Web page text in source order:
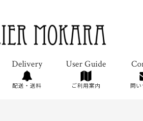
配送・送料 ご利用案内 問